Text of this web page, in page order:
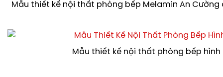
Mẫu thiết kế nội thất phòng bếp Melamin An
Mẫu thiết kế nội thất phòng bếp hình